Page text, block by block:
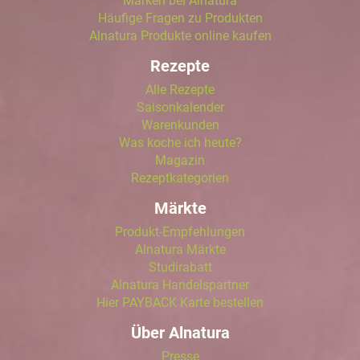
Häufige Fragen zu Produkten
Alnatura Produkte online kaufen
Rezepte
Alle Rezepte
Saisonkalender
Warenkunden
Was koche ich heute?
Magazin
Rezeptkategorien
Märkte
Produkt-Empfehlungen
Alnatura Märkte
Studirabatt
Alnatura Handelspartner
Hier PAYBACK Karte bestellen
Über Alnatura
Presse